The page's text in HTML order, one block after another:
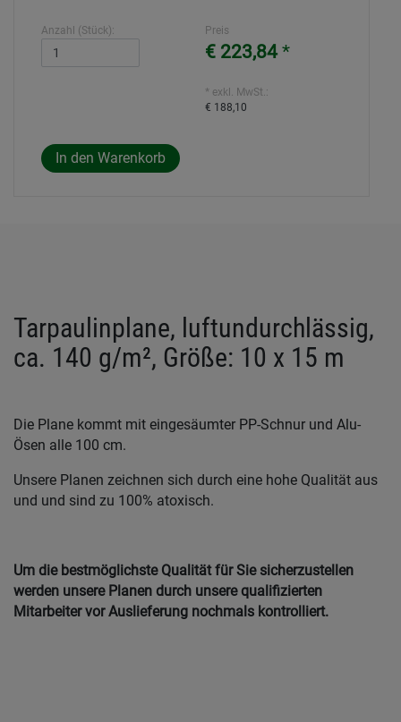
Anzahl (Stück): Preis
€ 223,84*
* exkl. MwSt.:
€ 188,10
Tarpaulinplane, luftundurchlässig,
ca. 140 g/m², Größe: 10 x 15 m
Die Plane kommt mit eingesäumter PP-Schnur und Alu-
Ösen alle 100 cm.
Unsere Planen zeichnen sich durch eine hohe Qualität aus
und und sind zu 100% atoxisch.
Um die bestmöglichste Qualität für Sie sicherzustellen
werden unsere Planen durch unsere qualifizierten
Mitarbeiter vor Auslieferung nochmals kontrolliert.